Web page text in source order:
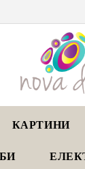
КАРТИНИ